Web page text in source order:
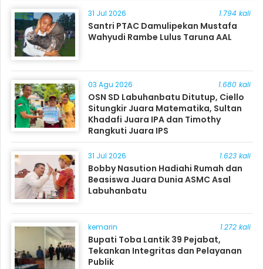
31 Jul 2026 1.794 kali
Santri PTAC Damulipekan Mustafa
Wahyudi Rambe Lulus Taruna AAL
03 Agu 2026 1.680 kali
OSN SD Labuhanbatu Ditutup, Ciello
Situngkir Juara Matematika, Sultan
Khadafi Juara IPA dan Timothy
Rangkuti Juara IPS
31 Jul 2026 1.623 kali
Bobby Nasution Hadiahi Rumah dan
Beasiswa Juara Dunia ASMC Asal
Labuhanbatu
kemarin 1.272 kali
Bupati Toba Lantik 39 Pejabat,
Tekankan Integritas dan Pelayanan
Publik